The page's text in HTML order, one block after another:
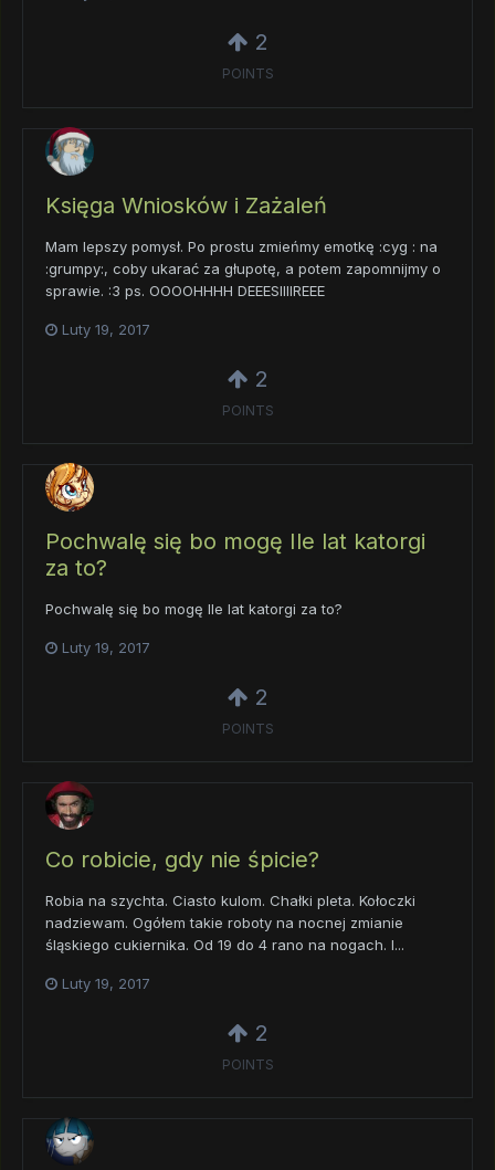
2
POINTS
Księga Wniosków i Zażaleń
Mam lepszy pomysł. Po prostu zmieńmy emotkę :cyg : na
:grumpy:, coby ukarać za głupotę, a potem zapomnijmy o
sprawie. :3 ps. OOOOHHHH DEEESIIIIREEE
Luty 19, 2017
2
POINTS
Pochwalę się bo mogę Ile lat katorgi
za to?
Pochwalę się bo mogę Ile lat katorgi za to?
Luty 19, 2017
2
POINTS
Co robicie, gdy nie śpicie?
Robia na szychta. Ciasto kulom. Chałki pleta. Kołoczki
nadziewam. Ogółem takie roboty na nocnej zmianie
śląskiego cukiernika. Od 19 do 4 rano na nogach. I...
Luty 19, 2017
2
POINTS